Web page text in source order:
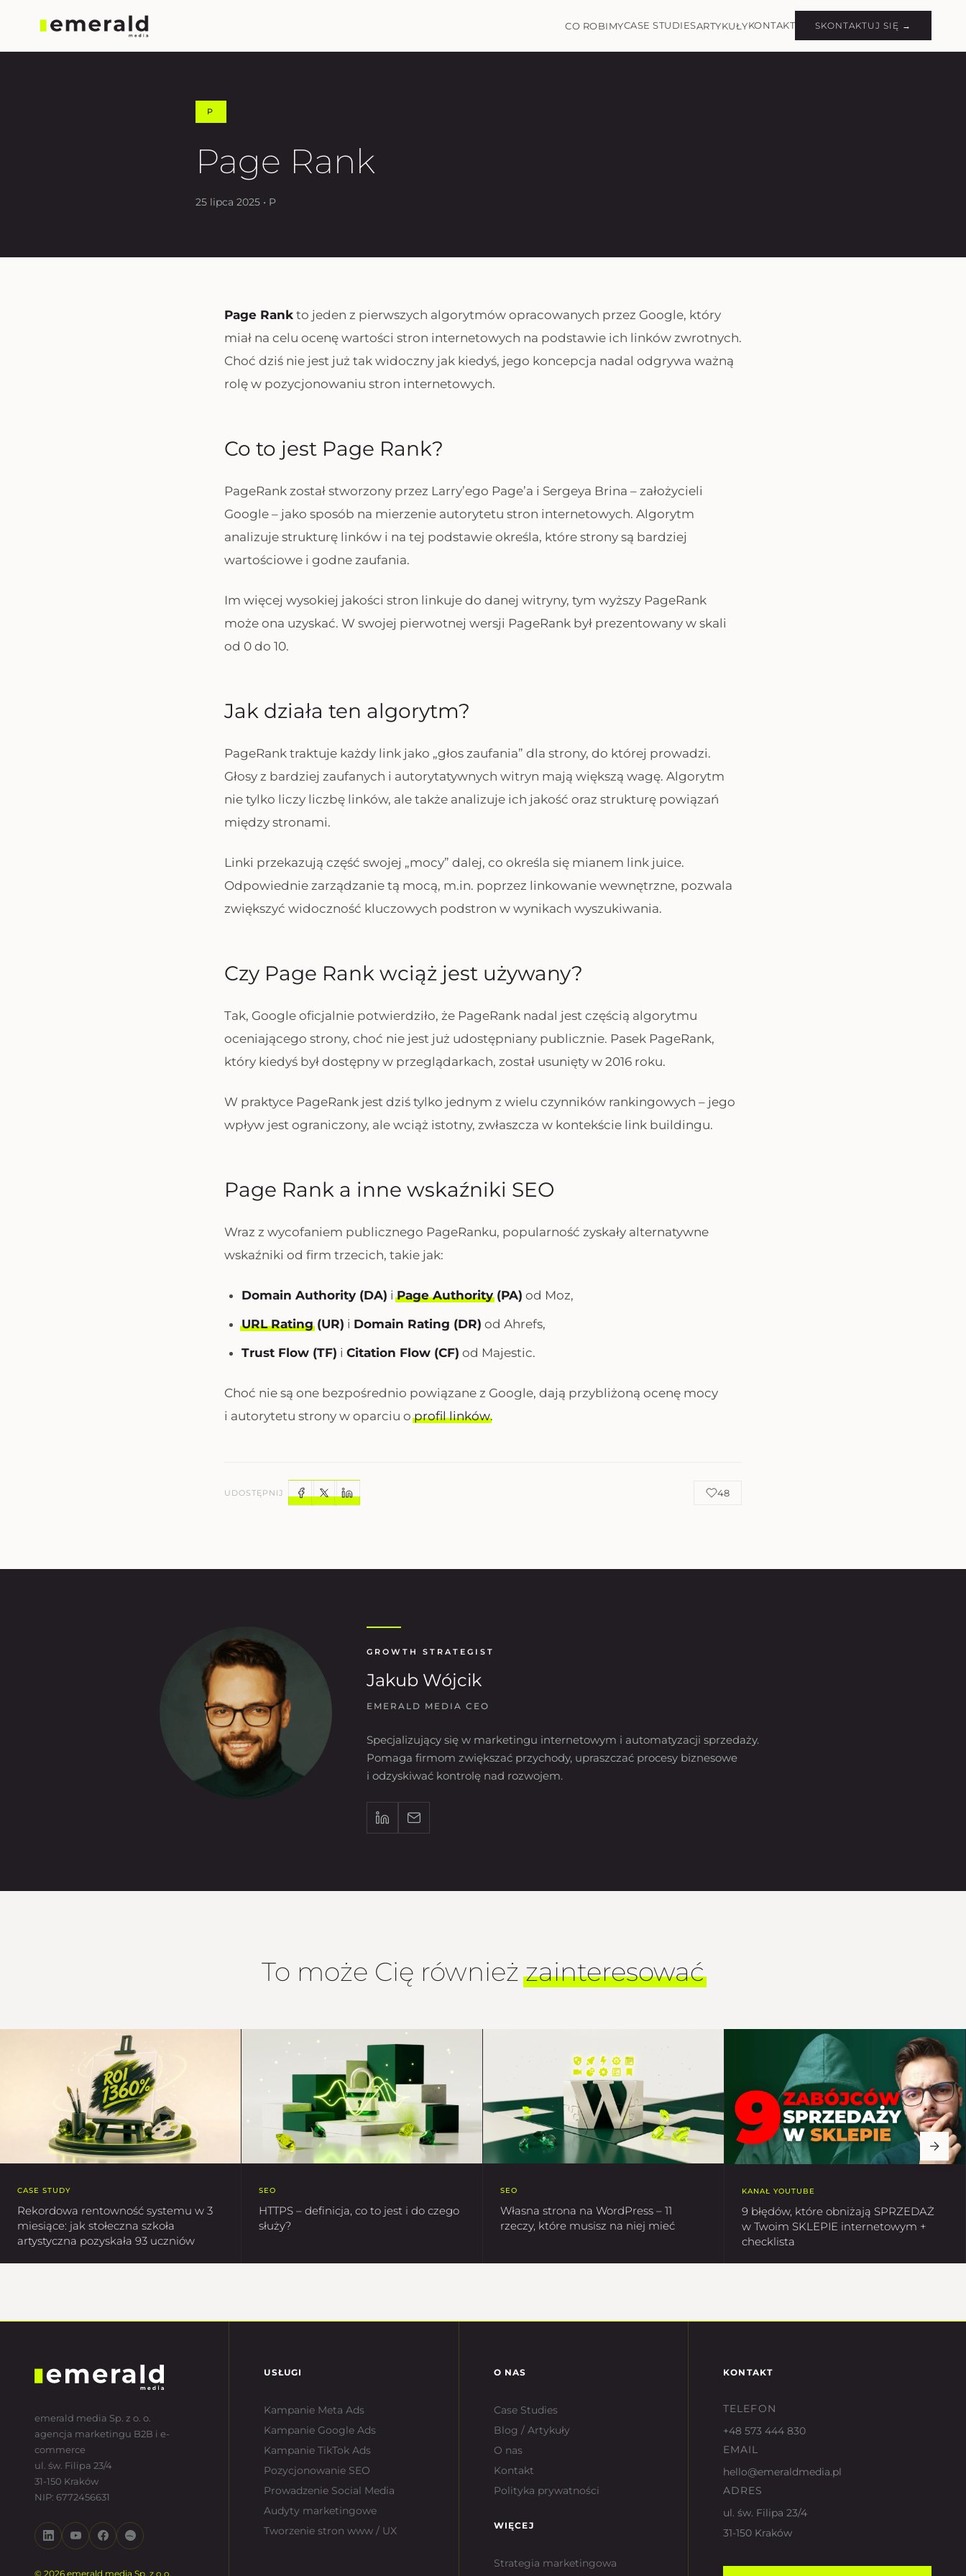
CO ROBIMYCASE STUDIESARTYKUŁYKONTAKT SKONTAKTUJ SIĘ →
P
Page Rank
25 lipca 2025 • P
Page Rank to jeden z pierwszych algorytmów opracowanych przez Google, który
miał na celu ocenę wartości stron internetowych na podstawie ich linków zwrotnych.
Choć dziś nie jest już tak widoczny jak kiedyś, jego koncepcja nadal odgrywa ważną
rolę w pozycjonowaniu stron internetowych.
Co to jest Page Rank?
PageRank został stworzony przez Larry’ego Page’a i Sergeya Brina – założycieli
Google – jako sposób na mierzenie autorytetu stron internetowych. Algorytm
analizuje strukturę linków i na tej podstawie określa, które strony są bardziej
wartościowe i godne zaufania.
Im więcej wysokiej jakości stron linkuje do danej witryny, tym wyższy PageRank
może ona uzyskać. W swojej pierwotnej wersji PageRank był prezentowany w skali
od 0 do 10.
Jak działa ten algorytm?
PageRank traktuje każdy link jako „głos zaufania” dla strony, do której prowadzi.
Głosy z bardziej zaufanych i autorytatywnych witryn mają większą wagę. Algorytm
nie tylko liczy liczbę linków, ale także analizuje ich jakość oraz strukturę powiązań
między stronami.
Linki przekazują część swojej „mocy” dalej, co określa się mianem link juice.
Odpowiednie zarządzanie tą mocą, m.in. poprzez linkowanie wewnętrzne, pozwala
zwiększyć widoczność kluczowych podstron w wynikach wyszukiwania.
Czy Page Rank wciąż jest używany?
Tak, Google oficjalnie potwierdziło, że PageRank nadal jest częścią algorytmu
oceniającego strony, choć nie jest już udostępniany publicznie. Pasek PageRank,
który kiedyś był dostępny w przeglądarkach, został usunięty w 2016 roku.
W praktyce PageRank jest dziś tylko jednym z wielu czynników rankingowych – jego
wpływ jest ograniczony, ale wciąż istotny, zwłaszcza w kontekście link buildingu.
Page Rank a inne wskaźniki SEO
Wraz z wycofaniem publicznego PageRanku, popularność zyskały alternatywne
wskaźniki od firm trzecich, takie jak:
Domain Authority (DA) iPage Authority(PA) od Moz,
URL Rating(UR) i Domain Rating (DR) od Ahrefs,
Trust Flow (TF) i Citation Flow (CF) od Majestic.
Choć nie są one bezpośrednio powiązane z Google, dają przybliżoną ocenę mocy
i autorytetu strony w oparciu oprofil linków.
UDOSTĘPNIJ 48
GROWTH STRATEGIST
Jakub Wójcik
EMERALD MEDIA CEO
Specjalizujący się w marketingu internetowym i automatyzacji sprzedaży.
Pomaga firmom zwiększać przychody, upraszczać procesy biznesowe
i odzyskiwać kontrolę nad rozwojem.
To może Cię równieżzainteresować
CASE STUDY
Rekordowa rentowność systemu w 3
miesiące: jak stołeczna szkoła
artystyczna pozyskała 93 uczniów
SEO
HTTPS – definicja, co to jest i do czego
służy?
SEO
Własna strona na WordPress – 11
rzeczy, które musisz na niej mieć
KANAŁ YOUTUBE
9 błędów, które obniżają SPRZEDAŻ
w Twoim SKLEPIE internetowym +
checklista
emerald media Sp. z o. o.
agencja marketingu B2B i e-
commerce
ul. św. Filipa 23/4
31-150 Kraków
NIP: 6772456631
© 2026 emerald media Sp. z o.o.
USŁUGI
Kampanie Meta Ads
Kampanie Google Ads
Kampanie TikTok Ads
Pozycjonowanie SEO
Prowadzenie Social Media
Audyty marketingowe
Tworzenie stron www / UX
O NAS
Case Studies
Blog / Artykuły
O nas
Kontakt
Polityka prywatności
WIĘCEJ
Strategia marketingowa
KONTAKT
TELEFON
+48 573 444 830
EMAIL
hello@emeraldmedia.pl
ADRES
ul. św. Filipa 23/4
31-150 Kraków